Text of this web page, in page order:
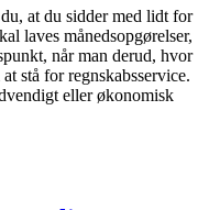
at du sidder med lidt for
laves månedsopgørelser,
når man derud, hvor
stå for regnskabsservice.
eller økonomisk